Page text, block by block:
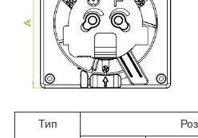
Тип